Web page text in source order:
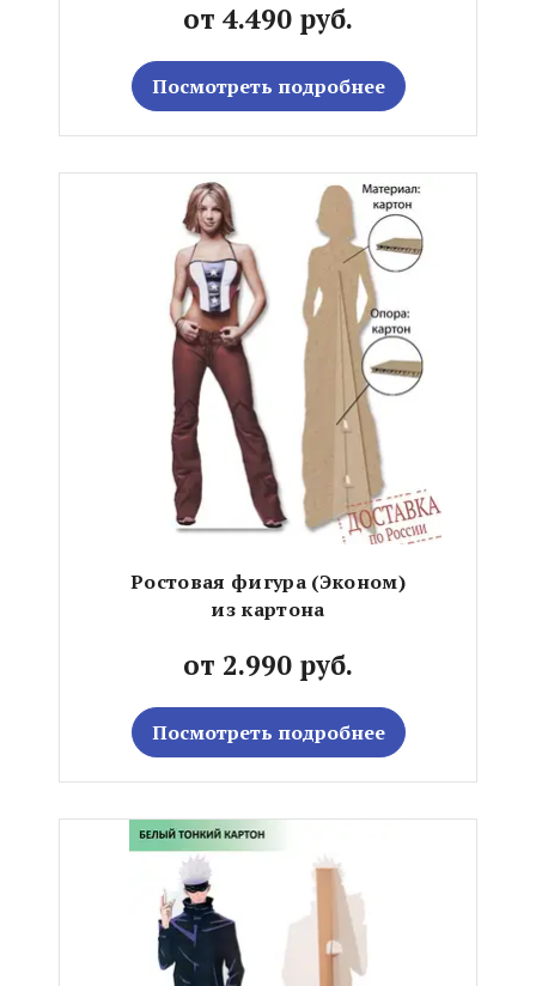
от 4.490 руб.
Посмотреть подробнее
Ростовая фигура (Эконом)
из картона
от 2.990 руб.
Посмотреть подробнее